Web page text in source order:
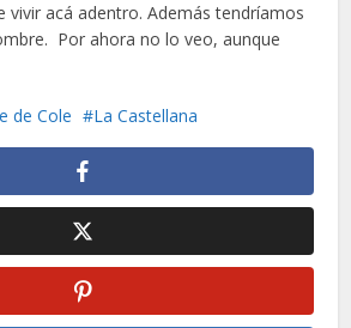
vivir acá adentro. Además tendríamos
Por ahora no lo veo, aunque
de Cole La Castellana